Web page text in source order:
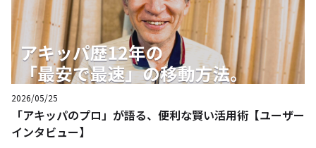
2026/05/25
「アキッパのプロ」が語る、便利な賢い活用術【ユーザー
インタビュー】